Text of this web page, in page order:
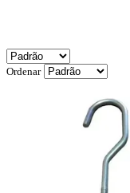
Ordenar